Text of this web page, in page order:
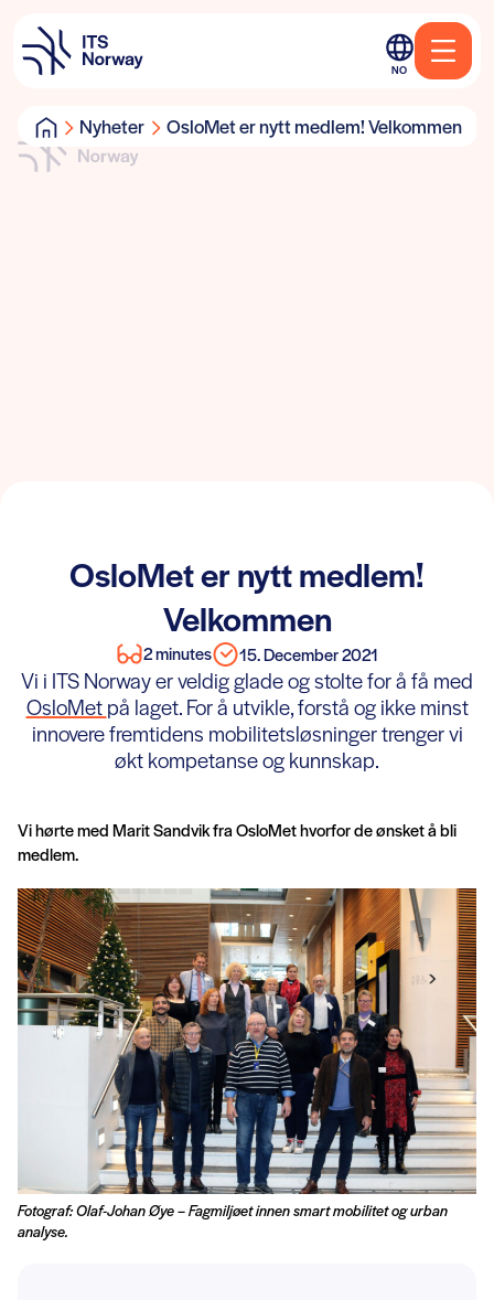
NO
Nyheter OsloMet er nytt medlem! Velkommen
OsloMet er nytt medlem!
Velkommen
2 minutes 15. December 2021
Vi i ITS Norway er veldig glade og stolte for å få med
OsloMetpå laget. For å utvikle, forstå og ikke minst
innovere fremtidens mobilitetsløsninger trenger vi
økt kompetanse og kunnskap.
Vi hørte med Marit Sandvik fra OsloMet hvorfor de ønsket å bli
medlem.
Fotograf: Olaf-Johan Øye – Fagmiljøet innen smart mobilitet og urban
analyse.